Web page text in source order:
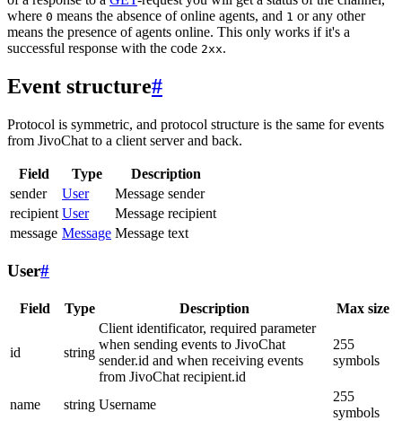
where 0 means the absence of online agents, and 1 or any other
means the presence of agents online. This only works if it's a
successful response with the code 2xx.
Event structure#
Protocol is symmetric, and protocol structure is the same for events
from JivoChat to a client server and back.
Field Type
Description
sender
User
Message sender
recipient User
Message recipient
message Message Message text
User#
Field Type Description Max size
id string
Client identificator, required parameter
when sending events to JivoChat
sender.id and when receiving events
from JivoChat recipient.id
255
symbols
name string Username
255
symbols